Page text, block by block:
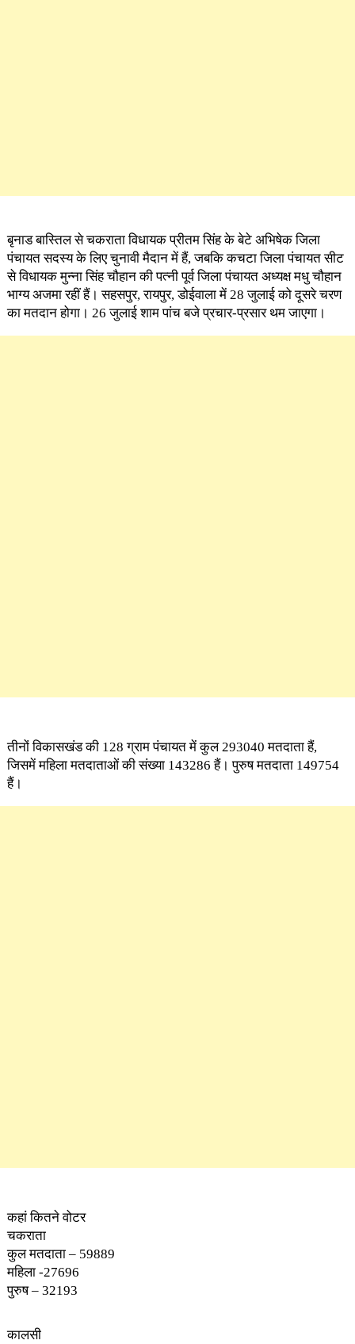
बृनाड बास्तिल से चकराता विधायक प्रीतम सिंह के बेटे अभिषेक जिला
पंचायत सदस्य के लिए चुनावी मैदान में हैं, जबकि कचटा जिला पंचायत सीट
से विधायक मुन्ना सिंह चौहान की पत्नी पूर्व जिला पंचायत अध्यक्ष मधु चौहान
भाग्य अजमा रहीं हैं। सहसपुर, रायपुर, डोईवाला में 28 जुलाई को दूसरे चरण
का मतदान होगा। 26 जुलाई शाम पांच बजे प्रचार-प्रसार थम जाएगा।
तीनों विकासखंड की 128 ग्राम पंचायत में कुल 293040 मतदाता हैं,
जिसमें महिला मतदाताओं की संख्या 143286 हैं। पुरुष मतदाता 149754
हैं।
कहां कितने वोटर
चकराता
कुल मतदाता – 59889
महिला -27696
पुरुष – 32193
कालसी